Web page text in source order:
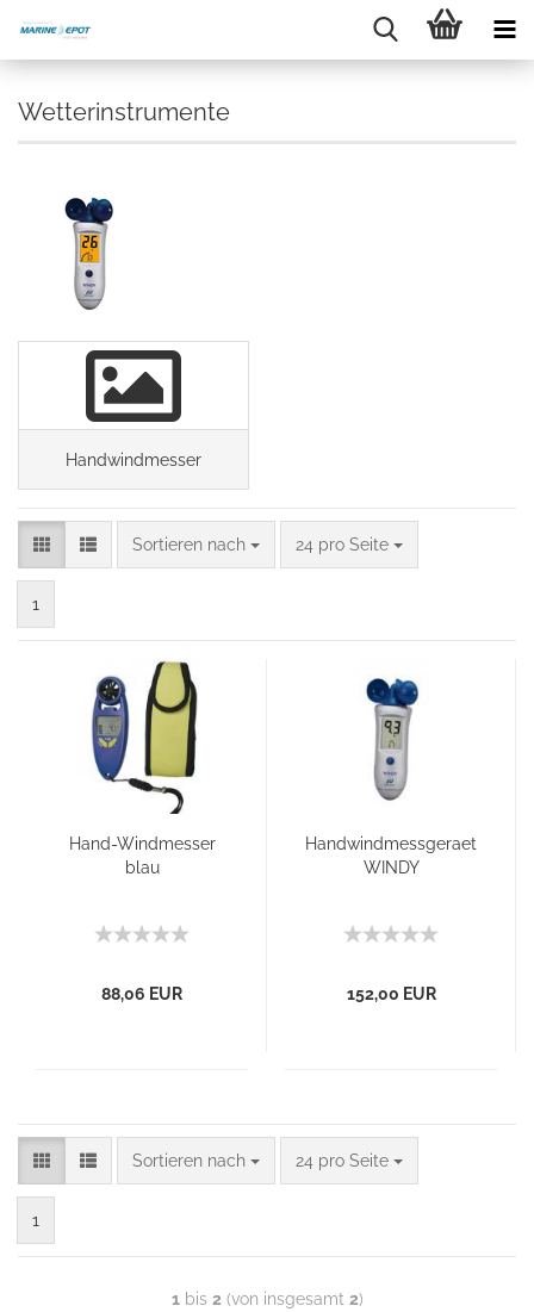
Wetterinstrumente
Handwindmesser
Sortieren nach 24 pro Seite
1
Hand-Windmesser
blau
88,06 EUR
Handwindmessgeraet
WINDY
152,00 EUR
Sortieren nach 24 pro Seite
1
1bis 2 (von insgesamt 2)